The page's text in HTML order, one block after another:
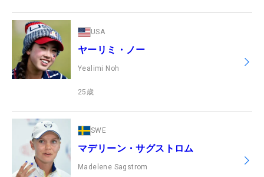
USA
ヤーリミ・ノー
Yealimi Noh
25 歳
SWE
マデリーン・サグストロム
Madelene Sagstrom